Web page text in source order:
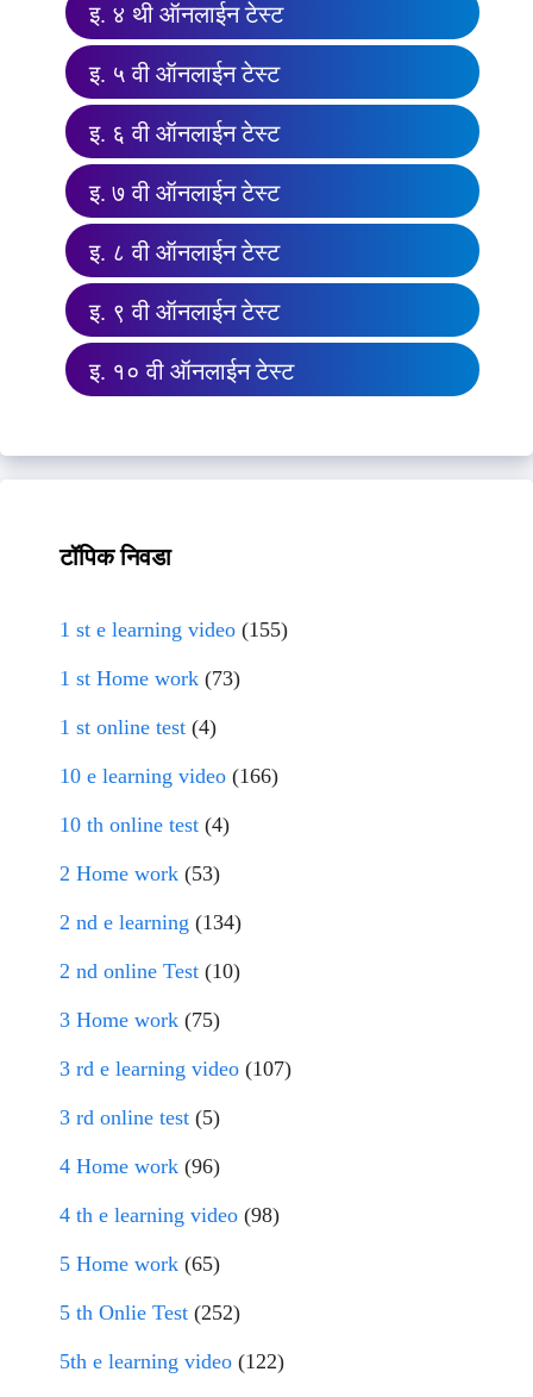
इ. ४ थी ऑनलाईन टेस्ट
इ. ५ वी ऑनलाईन टेस्ट
इ. ६ वी ऑनलाईन टेस्ट
इ. ७ वी ऑनलाईन टेस्ट
इ. ८ वी ऑनलाईन टेस्ट
इ. ९ वी ऑनलाईन टेस्ट
इ. १० वी ऑनलाईन टेस्ट
टॉपिक निवडा
1 st e learning video (155)
1 st Home work (73)
1 st online test (4)
10 e learning video (166)
10 th online test (4)
2 Home work (53)
2 nd e learning (134)
2 nd online Test (10)
3 Home work (75)
3 rd e learning video (107)
3 rd online test (5)
4 Home work (96)
4 th e learning video (98)
5 Home work (65)
5 th Onlie Test (252)
5th e learning video (122)